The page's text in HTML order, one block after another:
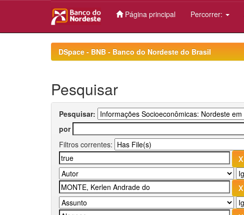
Página principal Percorrer:
DSpace - BNB - Banco do Nordeste do Brasil
Pesquisar
Pesquisar:
por
Filtros correntes: